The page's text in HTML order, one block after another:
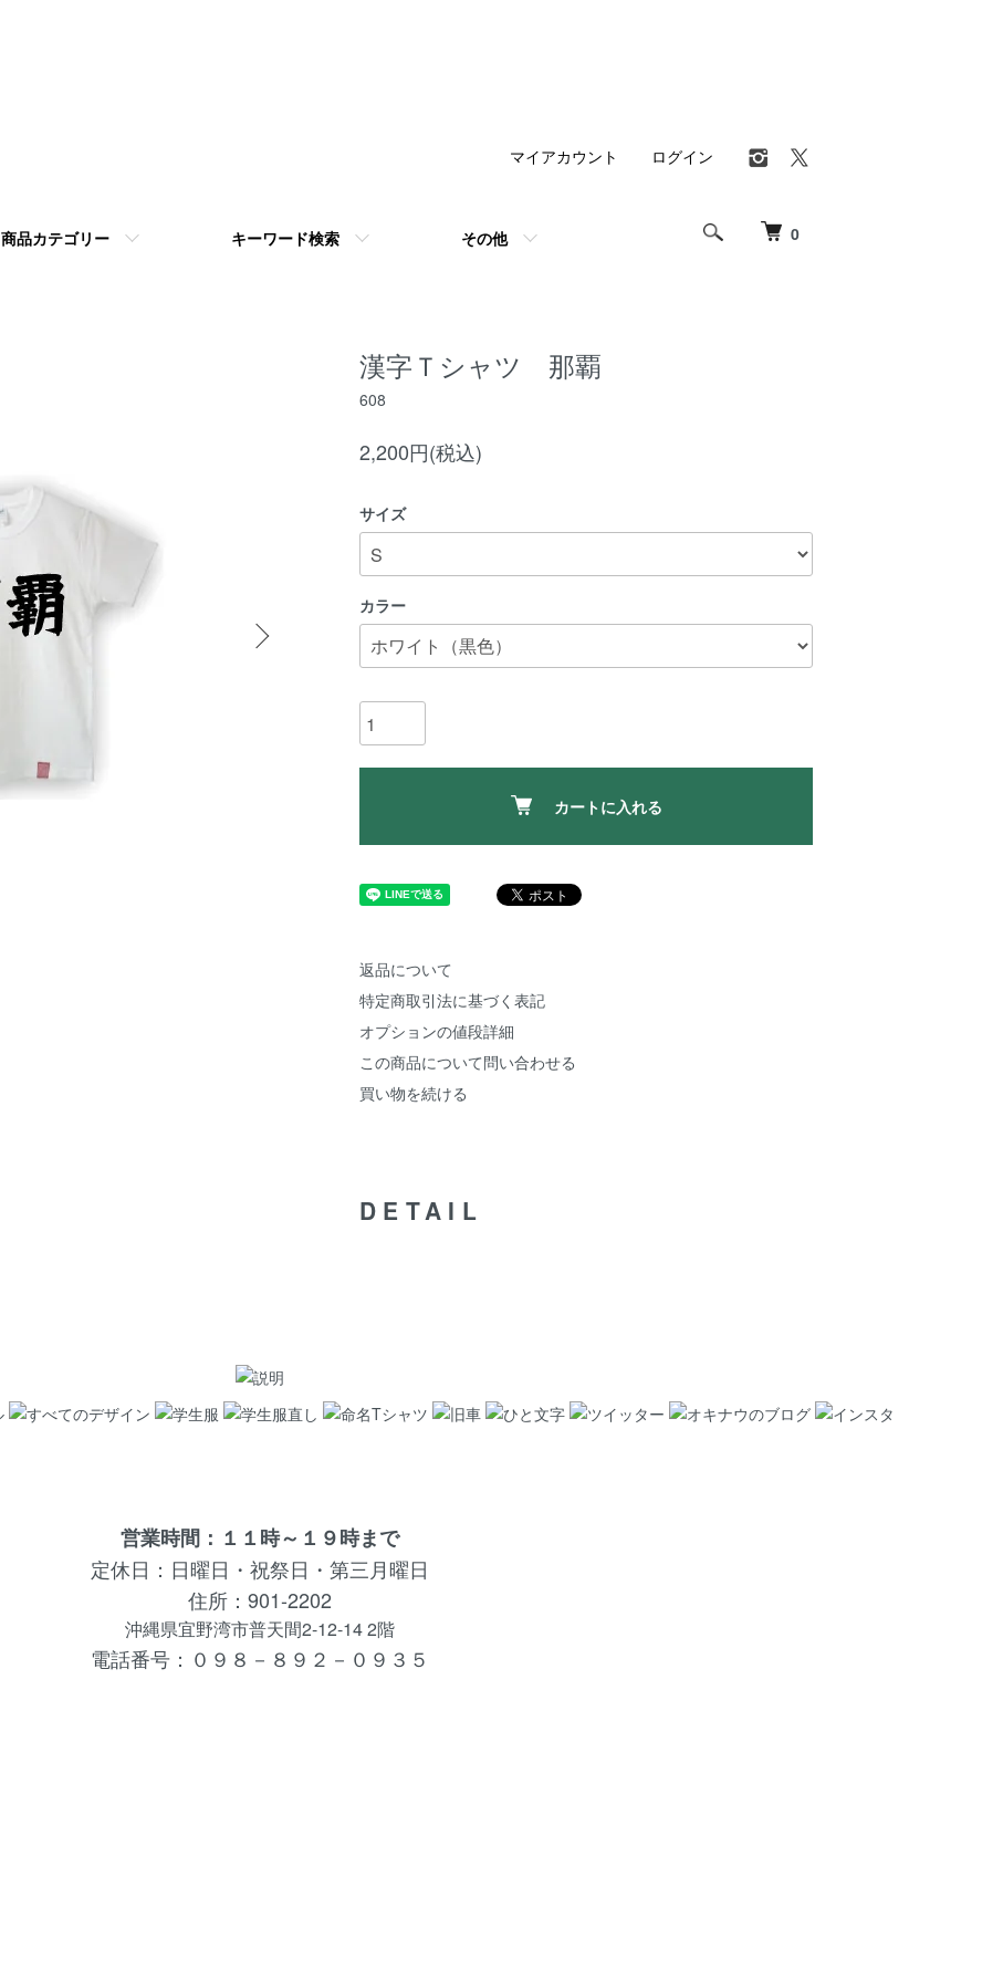
0
商品カテゴリー キーワード検索 その他
マイアカウント ログイン
漢字Ｔシャツ 那覇
608
2,200円(税込)
サイズ
カラー
カートに入れる
返品について
特定商取引法に基づく表記
オプションの値段詳細
この商品について問い合わせる
買い物を続ける
DETAIL
営業時間：１１時～１９時まで
定休日：日曜日・祝祭日・第三月曜日
住所：901-2202
沖縄県宜野湾市普天間2-12-14 2階
電話番号：０９８－８９２－０９３５